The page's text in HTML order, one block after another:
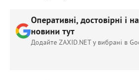
Оперативні, достовірні і
новини тут
Додайте ZAXID.NET у вибрані в